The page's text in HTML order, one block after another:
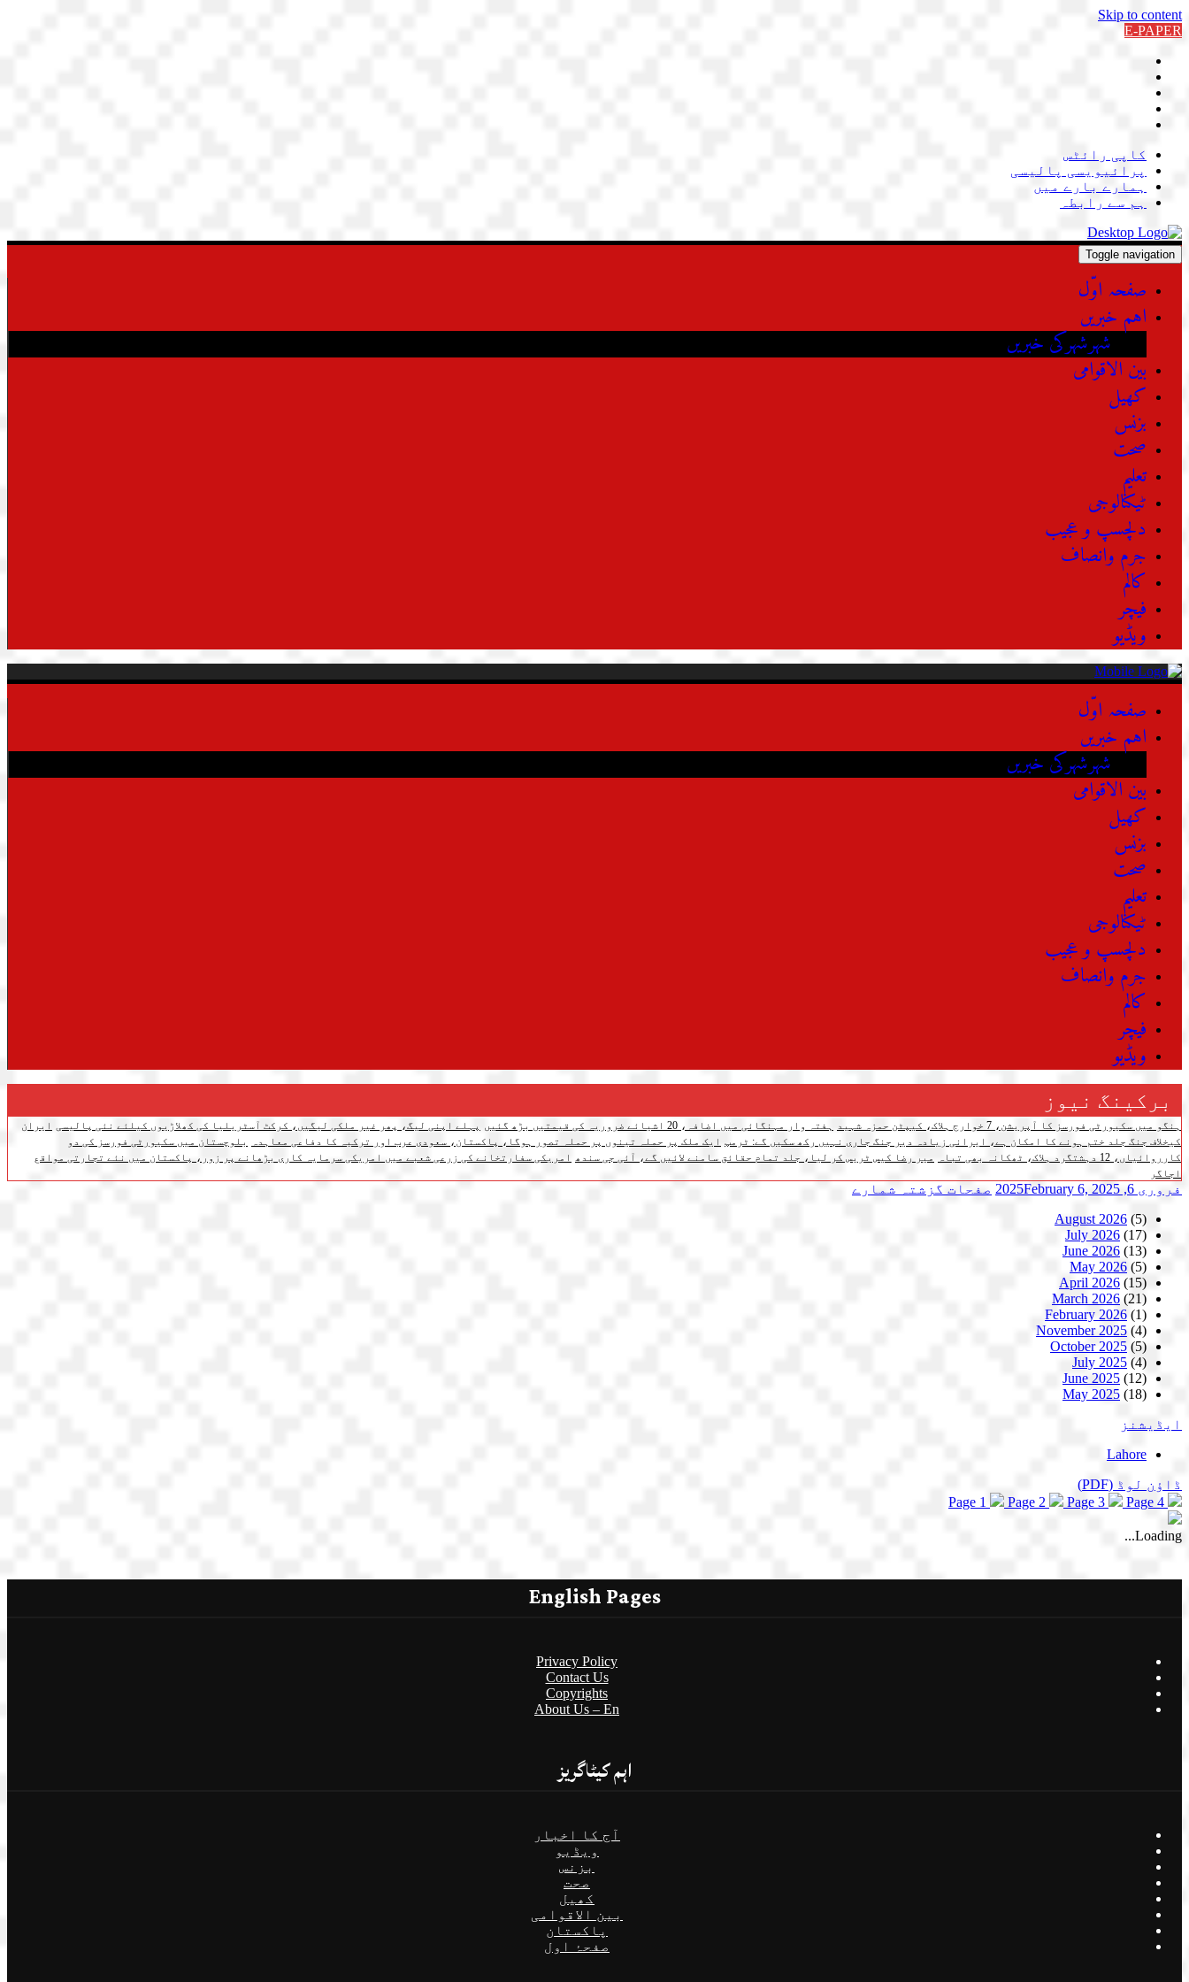
Skip to content
E-PAPER
کاپی رائٹس
پرائیویسی پالیسی
ہمارے بارے میں
ہم سے رابطہ
Toggle navigation
صفحہ اوّل
اہم خبریں
شہرشہرکی خبریں
بین الاقوامی
کھیل
بزنس
صحت
تعلیم
ٹیکنالوجی
دلچسپ و عجیب
جرم وانصاف
کالم
فیچر
ویڈیو
صفحہ اوّل
اہم خبریں
شہرشہرکی خبریں
بین الاقوامی
کھیل
بزنس
صحت
تعلیم
ٹیکنالوجی
دلچسپ و عجیب
جرم وانصاف
کالم
فیچر
ویڈیو
برکینگ نیوز
ہنگو میں سکیورٹی فورسز کا آپریشن، 7 خوارج ہلاک، کیپٹن حمزہ شہید ہفتہ وار مہنگائی میں اضافہ، 20 اشیائے ضروریہ کی قیمتیں بڑھ گئیں پہلے اپنی لیگ، پھر غیر ملکی لیگیں، کرکٹ آسٹریلیا کی کھلاڑیوں کیلئے نئی پالیسی ایران
کیخلاف جنگ جلد ختم ہونے کا امکان ہے، ایرانی زیادہ دیر جنگ جاری نہیں رکھ سکیں گے: ٹرمپ ایک ملک پر حملہ تینوں پر حملہ تصور ہوگا، پاکستان، سعودی عرب اور ترکیہ کا دفاعی معاہدہ
بلوچستان میں سکیورٹی فورسز کی دو
کارروائیاں، 12 دہشتگرد ہلاک، ٹھکانہ بھی تباہ
میر رضا کیس ٹریس کر لیا، جلد تمام حقائق سامنے لائیں گے، آئی جی سندھ امریکی سفارتخانے کی زرعی شعبے میں امریکی سرمایہ کاری بڑھانے پر زور، پاکستان میں نئے تجارتی مواقع
اجاگر
فروری 6, 2025 February 6, 2025 صفحات گزشتہ شمارے
August 2026 (5)
July 2026 (17)
June 2026 (13)
May 2026 (5)
April 2026 (15)
March 2026 (21)
February 2026 (1)
November 2025 (4)
October 2025 (5)
July 2025 (4)
June 2025 (12)
May 2025 (18)
ایڈیشنز
Lahore
ڈاؤن لوڈ (PDF)
Page 1
Page 2 Page 3 Page 4
Loading...
English Pages
Privacy Policy
Contact Us
Copyrights
About Us – En
اہم کیٹاگریز
آج کا اخبار
ویڈیو
بزنس
صحت
کھیل
بین الاقوامی
پاکستان
صفحۂ اول